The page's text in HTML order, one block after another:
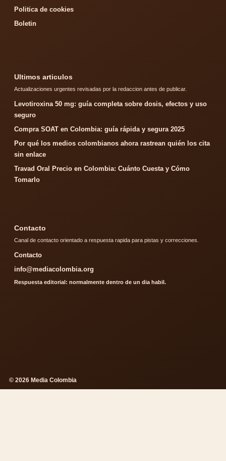
Politica de cookies
Boletin
Ultimos articulos
Actualizaciones urgentes revisadas por la redaccion antes de publicar.
Levotiroxina 50 mg: guía completa sobre dosis, efectos y uso
seguro
Compra SOAT en Colombia: guía rápida y segura 2025
Por qué los medios colombianos ahora rastrean quién los cita
sin enlace
Travad Oral Precio en Colombia: Cuánto Cuesta y Cómo
Tomarlo
Contacto
Canal de contacto orientado a respuesta rapida para pistas y correcciones.
Contacto
info@mediacolombia.org
Respuesta editorial: normalmente dentro de un dia habil.
© 2026 Media Colombia